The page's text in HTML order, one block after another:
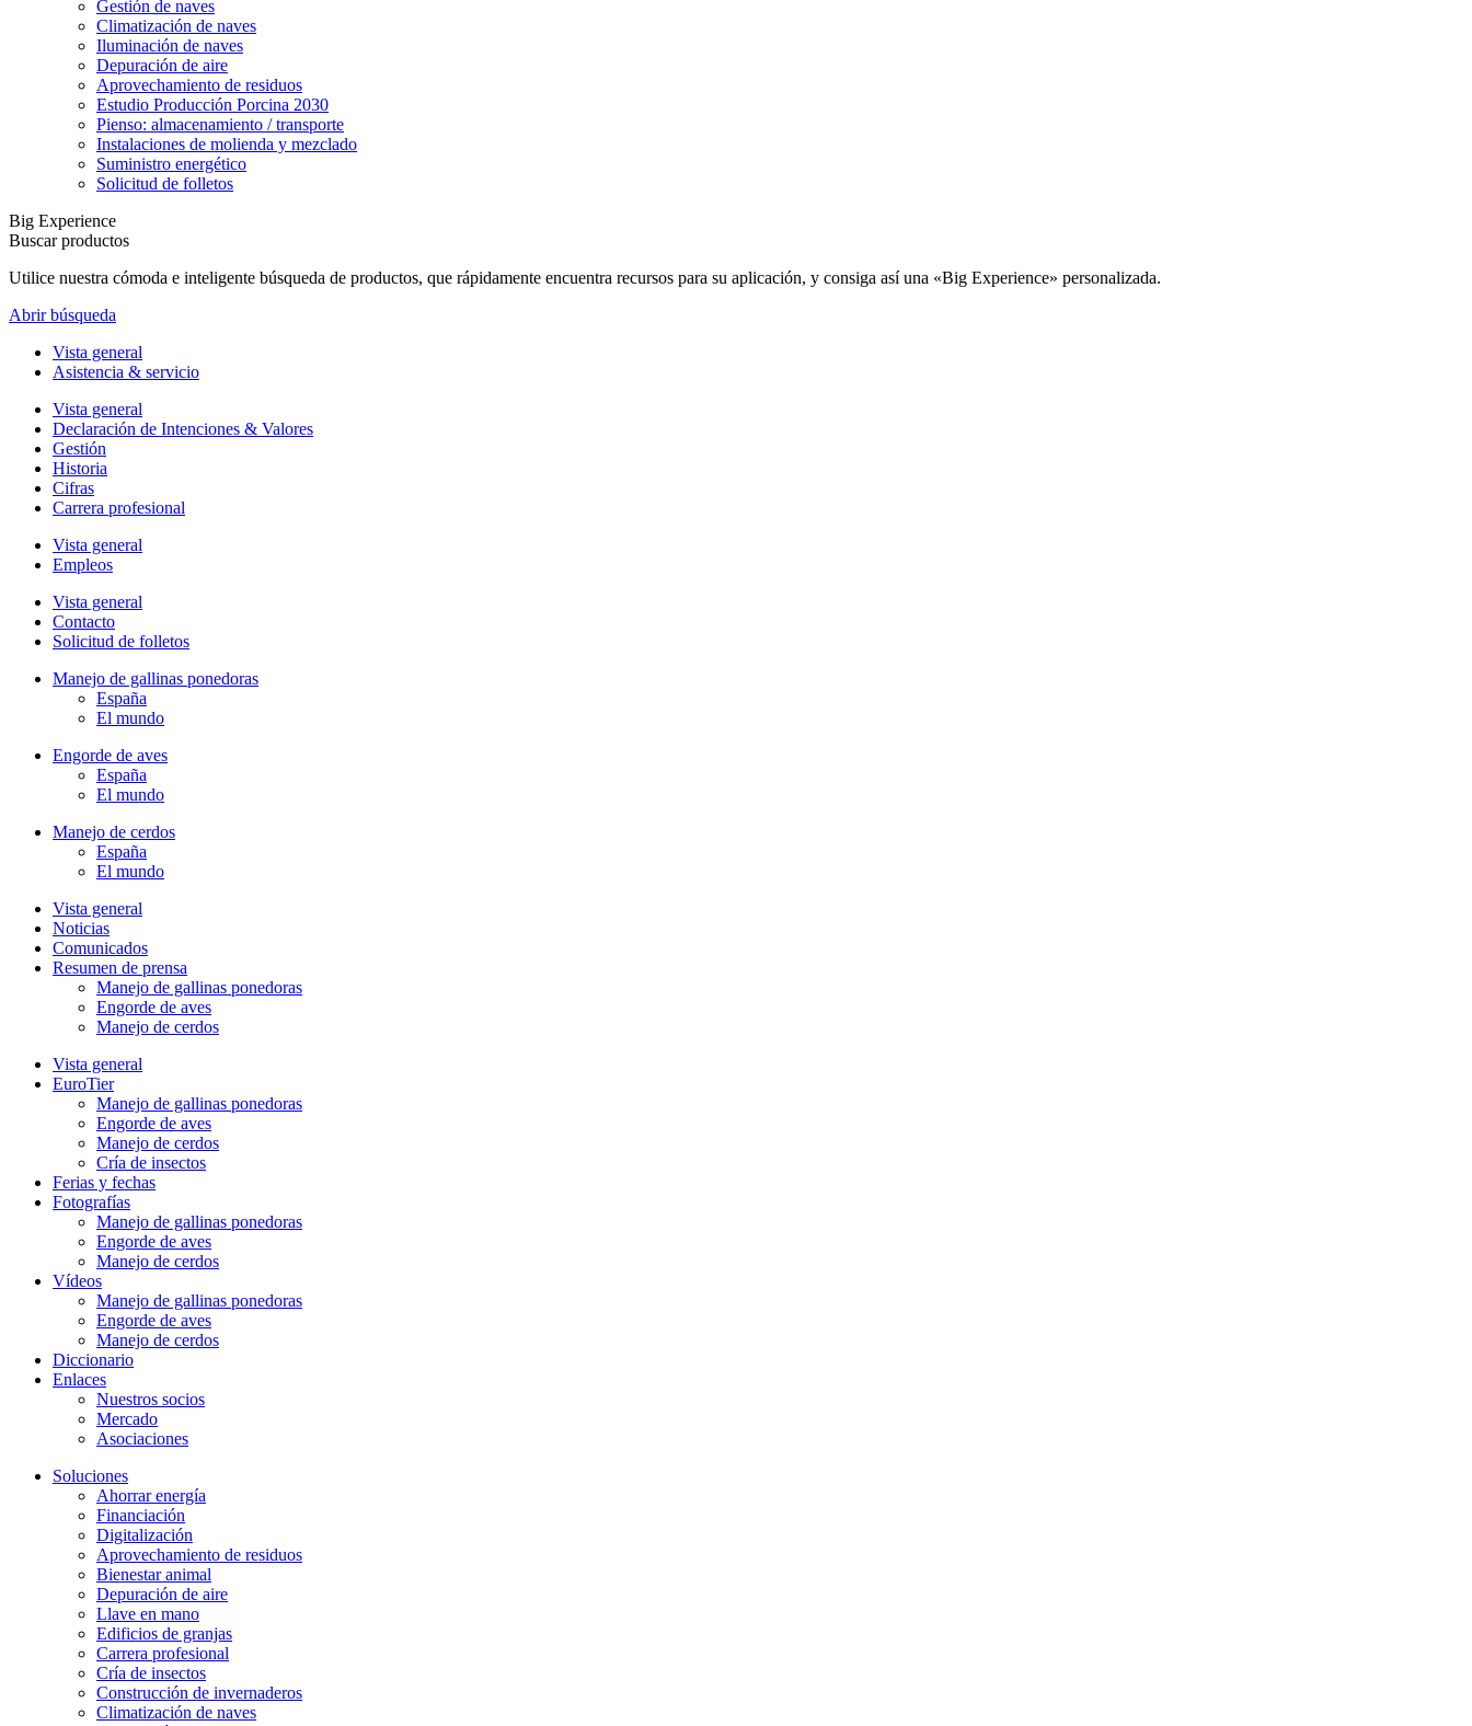
Gestión de naves
Climatización de naves
Iluminación de naves
Depuración de aire
Aprovechamiento de residuos
Estudio Producción Porcina 2030
Pienso: almacenamiento / transporte
Instalaciones de molienda y mezclado
Suministro energético
Solicitud de folletos
Big Experience
Buscar productos
Utilice nuestra cómoda e inteligente búsqueda de productos, que rápidamente encuentra recursos para su aplicación, y consiga así una «Big Experience» personalizada.
Abrir búsqueda
Vista general
Asistencia & servicio
Vista general
Declaración de Intenciones & Valores
Gestión
Historia
Cifras
Carrera profesional
Vista general
Empleos
Vista general
Contacto
Solicitud de folletos
Manejo de gallinas ponedoras
España
El mundo
Engorde de aves
España
El mundo
Manejo de cerdos
España
El mundo
Vista general
Noticias
Comunicados
Resumen de prensa
Manejo de gallinas ponedoras
Engorde de aves
Manejo de cerdos
Vista general
EuroTier
Manejo de gallinas ponedoras
Engorde de aves
Manejo de cerdos
Cría de insectos
Ferias y fechas
Fotografías
Manejo de gallinas ponedoras
Engorde de aves
Manejo de cerdos
Vídeos
Manejo de gallinas ponedoras
Engorde de aves
Manejo de cerdos
Diccionario
Enlaces
Nuestros socios
Mercado
Asociaciones
Soluciones
Ahorrar energía
Financiación
Digitalización
Aprovechamiento de residuos
Bienestar animal
Depuración de aire
Llave en mano
Edificios de granjas
Carrera profesional
Cría de insectos
Construcción de invernaderos
Climatización de naves